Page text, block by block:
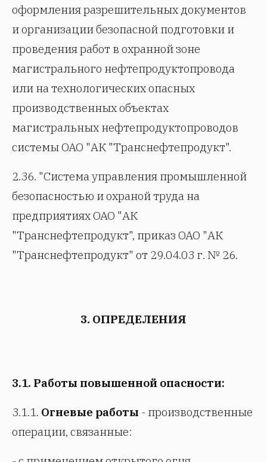
оформления разрешительных документов
и организации безопасной подготовки и
проведения работ в охранной зоне
магистрального нефтепродуктопровода
или на технологических опасных
производственных объектах
магистральных нефтепродуктопроводов
системы ОАО "АК "Транснефтепродукт".
2.36. "Система управления промышленной
безопасностью и охраной труда на
предприятиях ОАО "АК
"Транснефтепродукт", приказ ОАО "АК
"Транснефтепродукт" от 29.04.03 г. № 26.
3. ОПРЕДЕЛЕНИЯ
3.1. Работы повышенной опасности:
3.1.1. Огневые работы - производственные
операции, связанные: